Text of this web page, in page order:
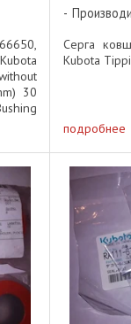
30
Серга
Kubota
подробнее